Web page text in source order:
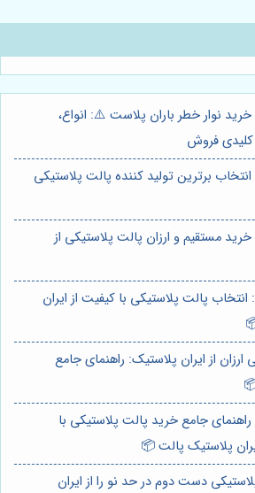
نوار خطر باران پلاست ⚠️: انواع،
کلیدی فروش
برترین تولید کننده پالت پلاستیکی
مستقیم و ارزان پالت پلاستیکی از
پالت پلاستیکی با کیفیت از ایران
ارزان از ایران پلاستیک: راهنمای جامع
جامع خرید پالت پلاستیکی با
پلاستیک پالت 📦
دست دوم در حد نو را از ایران